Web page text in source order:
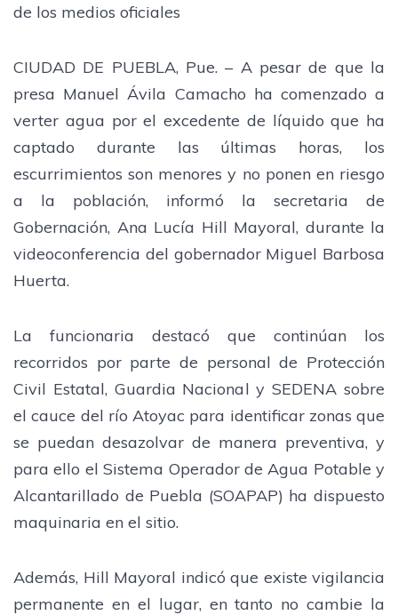
de los medios oficiales
CIUDAD DE PUEBLA, Pue. – A pesar de que la
presa Manuel Ávila Camacho ha comenzado a
verter agua por el excedente de líquido que ha
captado durante las últimas horas, los
escurrimientos son menores y no ponen en riesgo
a la población, informó la secretaria de
Gobernación, Ana Lucía Hill Mayoral, durante la
videoconferencia del gobernador Miguel Barbosa
Huerta.
La funcionaria destacó que continúan los
recorridos por parte de personal de Protección
Civil Estatal, Guardia Nacional y SEDENA sobre
el cauce del río Atoyac para identificar zonas que
se puedan desazolvar de manera preventiva, y
para ello el Sistema Operador de Agua Potable y
Alcantarillado de Puebla (SOAPAP) ha dispuesto
maquinaria en el sitio.
Además, Hill Mayoral indicó que existe vigilancia
permanente en el lugar, en tanto no cambie la